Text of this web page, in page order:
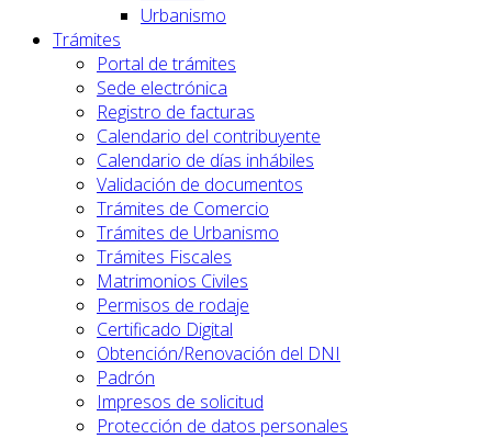
Urbanismo
Trámites
Portal de trámites
Sede electrónica
Registro de facturas
Calendario del contribuyente
Calendario de días inhábiles
Validación de documentos
Trámites de Comercio
Trámites de Urbanismo
Trámites Fiscales
Matrimonios Civiles
Permisos de rodaje
Certificado Digital
Obtención/Renovación del DNI
Padrón
Impresos de solicitud
Protección de datos personales